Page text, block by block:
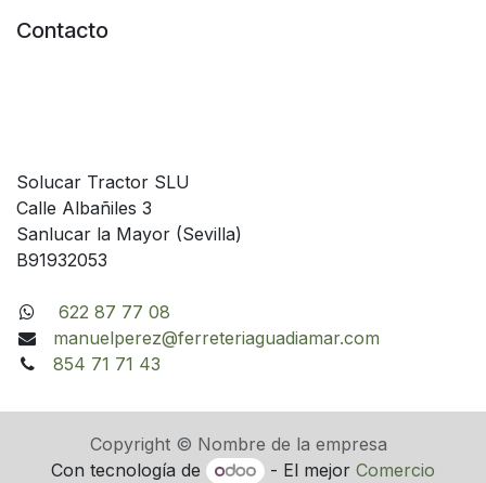
Contacto
Solucar Tractor SLU
Calle Albañiles 3
Sanlucar la Mayor (Sevilla)
B91932053
622 87 77 08
manuelperez@ferreteriaguadiamar.com
854 71 71 43
Copyright © Nombre de la empresa
Con tecnología de
- El mejorComercio